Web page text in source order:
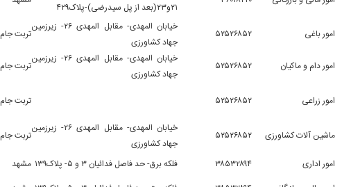
۲۱و۲۳(بعد از پل سیدرضی)-پلاک۴۲۹
امور باغی ۵۲۵۲۶۸۵۲
خیابان المهدی- مقابل المهدی ۲۶- زیرزمین
جهاد کشاورزی
تربت جام
امور دام و ماکیان ۵۲۵۲۶۸۵۲
خیابان المهدی- مقابل المهدی ۲۶- زیرزمین
جهاد کشاورزی
تربت جام
امور زراعی ۵۲۵۲۶۸۵۲ تربت جام
ماشین آلات کشاورزی ۵۲۵۲۶۸۵۲
خیابان المهدی- مقابل المهدی ۲۶- زیرزمین
جهاد کشاورزی
تربت جام
امور اداری ۳۸۵۳۲۸۹۴ فلکه برق- حد فاصل فدائیان ۳ و ۵- پلاک۱۳۹ مشهد